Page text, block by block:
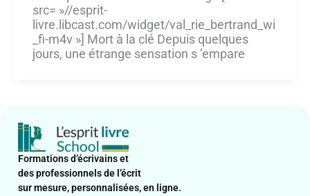
src= »//esprit-
livre.libcast.com/widget/val_rie_bertrand_wi
_fi-m4v »] Mort à la clé Depuis quelques
jours, une étrange sensation s ’empare
Formations d’écrivains et
des professionnels de l’écrit
sur mesure, personnalisées, en ligne.